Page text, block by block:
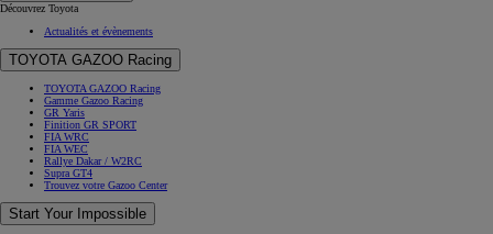
Découvrez Toyota
Actualités et évènements
TOYOTA GAZOO Racing
TOYOTA GAZOO Racing
Gamme Gazoo Racing
GR Yaris
Finition GR SPORT
FIA WRC
FIA WEC
Rallye Dakar / W2RC
Supra GT4
Trouvez votre Gazoo Center
Start Your Impossible